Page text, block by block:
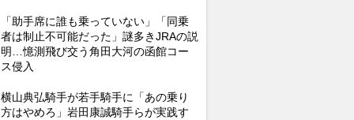
「助手席に誰も乗っていない」「同乗
者は制止不可能だった」謎多きJRAの説
明…憶測飛び交う角田大河の函館コー
ス侵入
横山典弘騎手が若手騎手に「あの乗り
方はやめろ」岩田康誠騎手らが実践す